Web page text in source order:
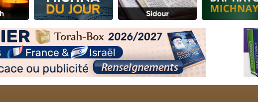
viennent de demander une bénédiction
places pour étudier en groupe sur Zoom
donner son Maasser
de donner son Maasser
viennent de faire un don pour 5 enfants déjà orphelins risquent de perdre leur maman
viennent de faire un don pour Reloger Rivka, 6 enfants, victime de violences...